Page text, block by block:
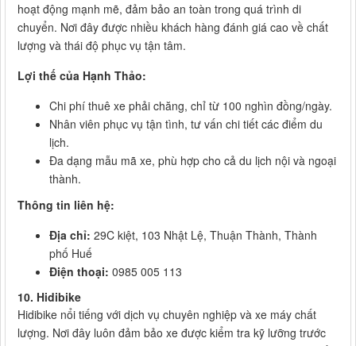
hoạt động mạnh mẽ, đảm bảo an toàn trong quá trình di
chuyển. Nơi đây được nhiều khách hàng đánh giá cao về chất
lượng và thái độ phục vụ tận tâm.
Lợi thế của Hạnh Thảo:
Chi phí thuê xe phải chăng, chỉ từ 100 nghìn đồng/ngày.
Nhân viên phục vụ tận tình, tư vấn chi tiết các điểm du
lịch.
Đa dạng mẫu mã xe, phù hợp cho cả du lịch nội và ngoại
thành.
Thông tin liên hệ:
Địa chỉ: 29C kiệt, 103 Nhật Lệ, Thuận Thành, Thành
phố Huế
Điện thoại: 0985 005 113
10. Hidibike
Hidibike nổi tiếng với dịch vụ chuyên nghiệp và xe máy chất
lượng. Nơi đây luôn đảm bảo xe được kiểm tra kỹ lưỡng trước